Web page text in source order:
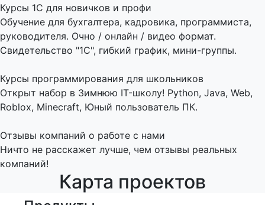
Курсы 1С для новичков и профи
Обучение для бухгалтера, кадровика, программиста,
руководителя. Очно / онлайн / видео формат.
Свидетельство "1С", гибкий график, мини-группы.
Курсы программирования для школьников
Открыт набор в Зимнюю IT-школу! Python, Java, Web,
Roblox, Minecraft, Юный пользователь ПК.
Отзывы компаний о работе с нами
Ничто не расскажет лучше, чем отзывы реальных
компаний!
Карта проектов